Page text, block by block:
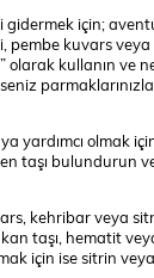
gidermek için;
pembe kuvars veya
olarak kullanın ve
yardımcı olmak
taşı bulundurun
kehribar veya
taşı, hematit
için ise sitrin